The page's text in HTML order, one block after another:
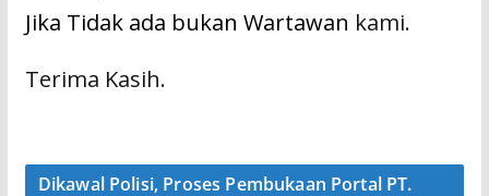
Jika Tidak ada bukan Wartawan kami.
Terima Kasih.
Dikawal Polisi, Proses Pembukaan Portal PT.